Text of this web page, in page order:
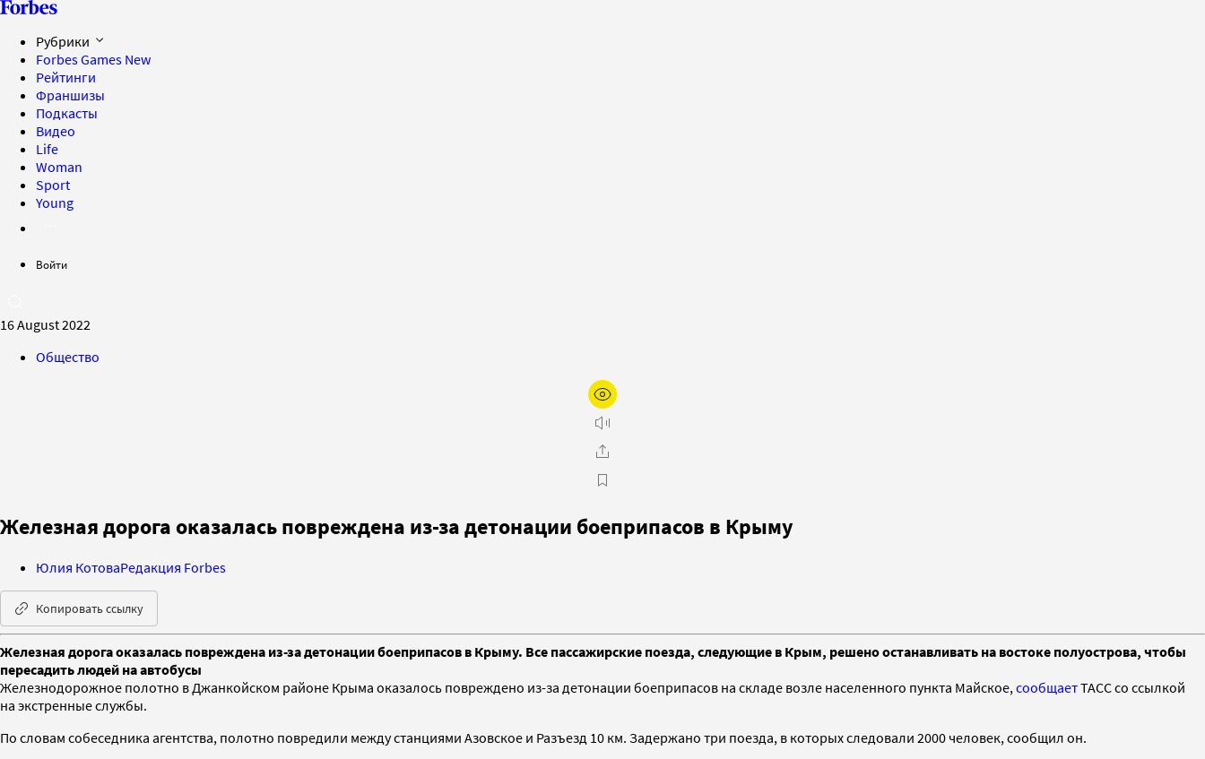
Рубрики
Forbes Games New
Рейтинги
Франшизы
Подкасты
Видео
Life
Woman
Sport
Young
Войти
16 August 2022
Общество
Железная дорога оказалась повреждена из-за детонации боеприпасов в Крыму
Юлия КотоваРедакция Forbes
Копировать ссылку
Железная дорога оказалась повреждена из-за детонации боеприпасов в Крыму. Все пассажирские поезда, следующие в Крым, решено останавливать на востоке полуострова, чтобы
пересадить людей на автобусы
Железнодорожное полотно в Джанкойском районе Крыма оказалось повреждено из-за детонации боеприпасов на складе возле населенного пункта Майское, сообщаетТАСС со ссылкой
на экстренные службы.
По словам собеседника агентства, полотно повредили между станциями Азовское и Разъезд 10 км. Задержано три поезда, в которых следовали 2000 человек, сообщил он.